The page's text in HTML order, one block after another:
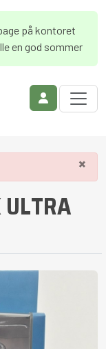
på kontoret
en god sommer
×